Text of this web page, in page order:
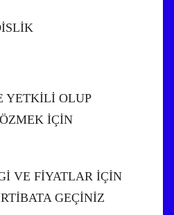
YETKİLİ OLUP
İÇİN
VE FİYATLAR İÇİN
GEÇİNİZ